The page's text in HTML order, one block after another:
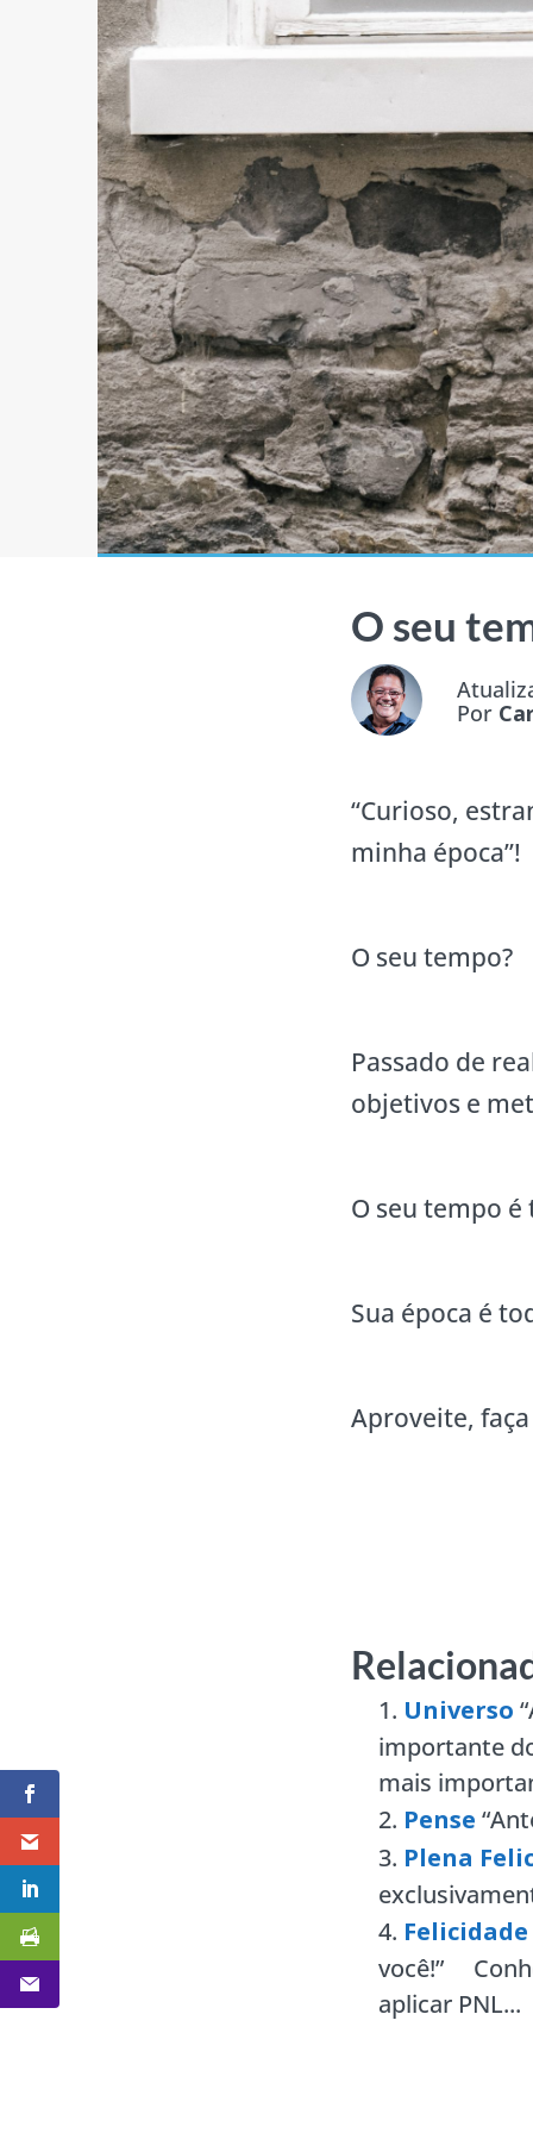
O seu
Por
“Curioso,
minha época”!
O seu tempo?
Passado de
objetivos e
O seu tempo
Sua época é
Aproveite,
Universo
importante
mais
Pense
Plena
Felicidade
você!”
aplicar PNL...